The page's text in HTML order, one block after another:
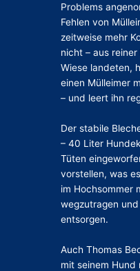
Problems
Fehlen von
zeitweise mehr
nicht – aus
Wiese landeten,
einen Mülleimer
– und leert ihn
Der stabile
– 40 Liter
Tüten
vorstellen, was
im Hochsommer
wegzutragen
entsorgen.
Auch Thomas
mit seinem Hund